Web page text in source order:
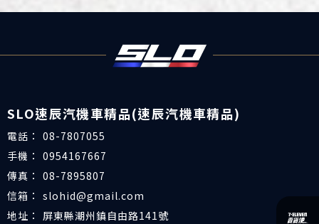
08-7807055
0954167667
08-7895807
slohid@gmail.com
屏東縣潮州鎮自由路141號